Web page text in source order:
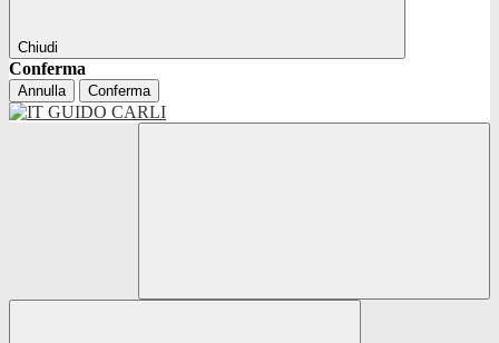
Chiudi
Conferma
Annulla Conferma